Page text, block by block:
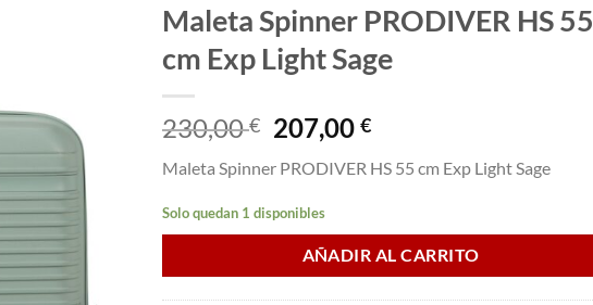
Maleta Spinner PRODIVER HS 55
cm Exp Light Sage
230,00€ El
precio
original
era:
230,00 €.
207,00€El
actual
207,00 €.
Maleta Spinner PRODIVER HS 55 cm Exp Light Sage
Solo quedan 1 disponibles
AÑADIR AL CARRITO